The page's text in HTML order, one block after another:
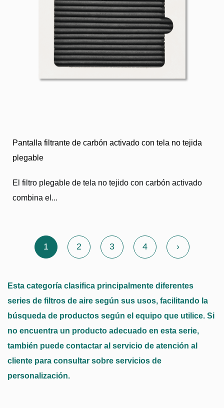
Pantalla filtrante de carbón activado con tela no tejida
plegable
El filtro plegable de tela no tejido con carbón activado
combina el...
1 2 3 4 ›
Esta categoría clasifica principalmente diferentes
series de filtros de aire según sus usos, facilitando la
búsqueda de productos según el equipo que utilice. Si
no encuentra un producto adecuado en esta serie,
también puede contactar al servicio de atención al
cliente para consultar sobre servicios de
personalización.